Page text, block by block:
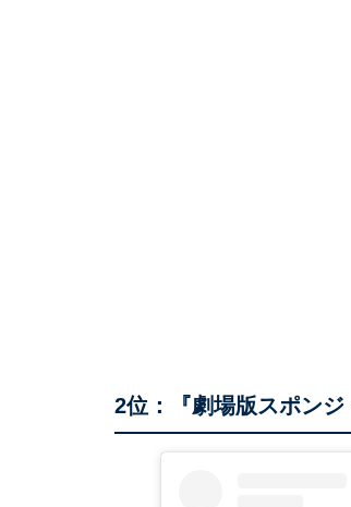
2位：『劇場版スポン